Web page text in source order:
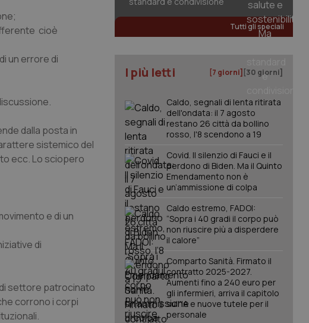
cioè
un errore di
dalla posta in
sistemico del
ecc. Lo sciopero
e di un
di
settore patrocinato
corrono i corpi
Tutti gli speciali
I più letti [7 giorni] [30 giorni]
Caldo, segnali di lenta ritirata
dell'ondata: il 7 agosto
restano 26 città da bollino
rosso, l'8 scendono a 19
Covid. Il silenzio di Fauci e il
perdono di Biden. Ma il Quinto
Emendamento non è
un’ammissione di colpa
Caldo estremo, FADOI:
“Sopra i 40 gradi il corpo può
non riuscire più a disperdere
il calore”
Comparto Sanità. Firmato il
contratto 2025-2027.
Aumenti fino a 240 euro per
gli infermieri, arriva il capitolo
sull'IA e nuove tutele per il
personale